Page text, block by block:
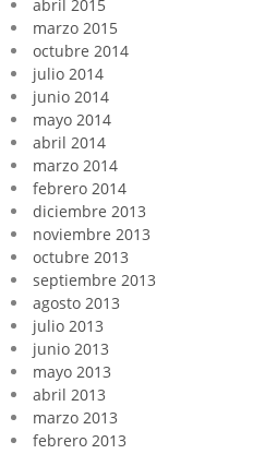
abril 2015
marzo 2015
octubre 2014
julio 2014
junio 2014
mayo 2014
abril 2014
marzo 2014
febrero 2014
diciembre 2013
noviembre 2013
octubre 2013
septiembre 2013
agosto 2013
julio 2013
junio 2013
mayo 2013
abril 2013
marzo 2013
febrero 2013